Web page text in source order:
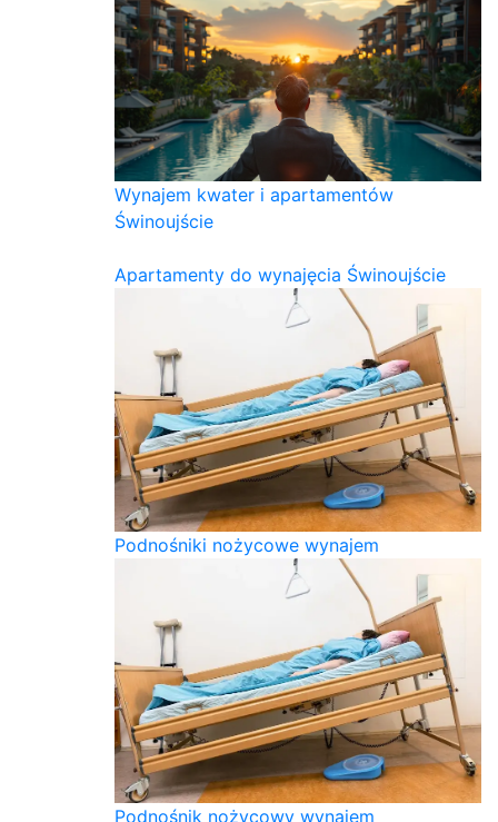
Wynajem kwater i apartamentów
Świnoujście
Apartamenty do wynajęcia Świnoujście
Podnośniki nożycowe wynajem
Podnośnik nożycowy wynajem